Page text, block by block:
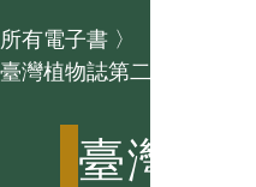
所有電子書 〉
臺灣植物誌第二版
臺灣植